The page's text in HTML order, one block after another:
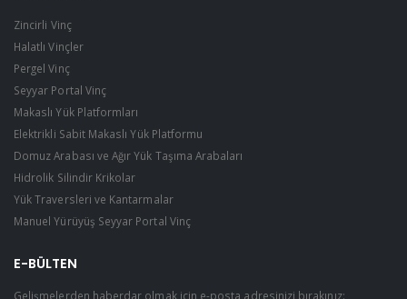
Zincirli Vinç
Halatlı Vinçler
Pergel Vinç
Seyyar Portal Vinç
Makaslı Yük Platformları
Elektrikli Sabit Makaslı Yük Platformu
Domuz Arabası ve Ağır Yük Taşıma Arabaları
Hidrolik Silindir Krikolar
Yük Traversleri ve Kantarmalar
Manuel Yürüyüş Seyyar Portal Vinç
E-BÜLTEN
Gelişmelerden haberdar olmak için e-posta adresinizi bırakınız: